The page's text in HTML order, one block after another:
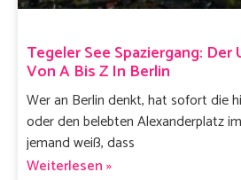
Tegeler See Spaziergang:
Von A Bis Z In Berlin
Wer an Berlin denkt, hat sofort die
oder den belebten Alexanderplatz
jemand weiß, dass
Weiterlesen »